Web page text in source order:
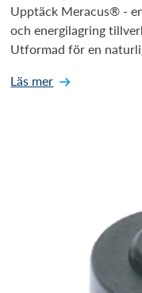
Upptäck Meracus® -
och energilagring
Utformad för en
Läs mer